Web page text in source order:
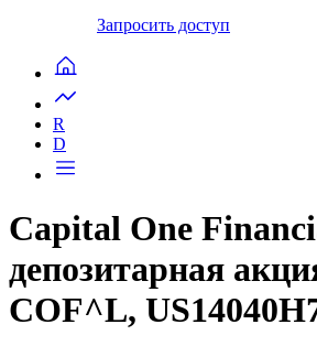
Запросить доступ
R
D
Capital One
депозитарная
COF^L,